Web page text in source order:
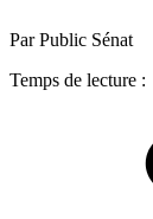
Par Public Sénat
Temps de lecture :